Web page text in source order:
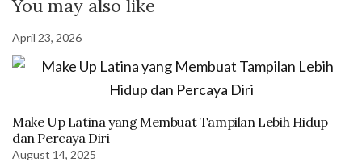
You may also like
April 23, 2026
Make Up Latina yang Membuat Tampilan Lebih Hidup
dan Percaya Diri
August 14, 2025